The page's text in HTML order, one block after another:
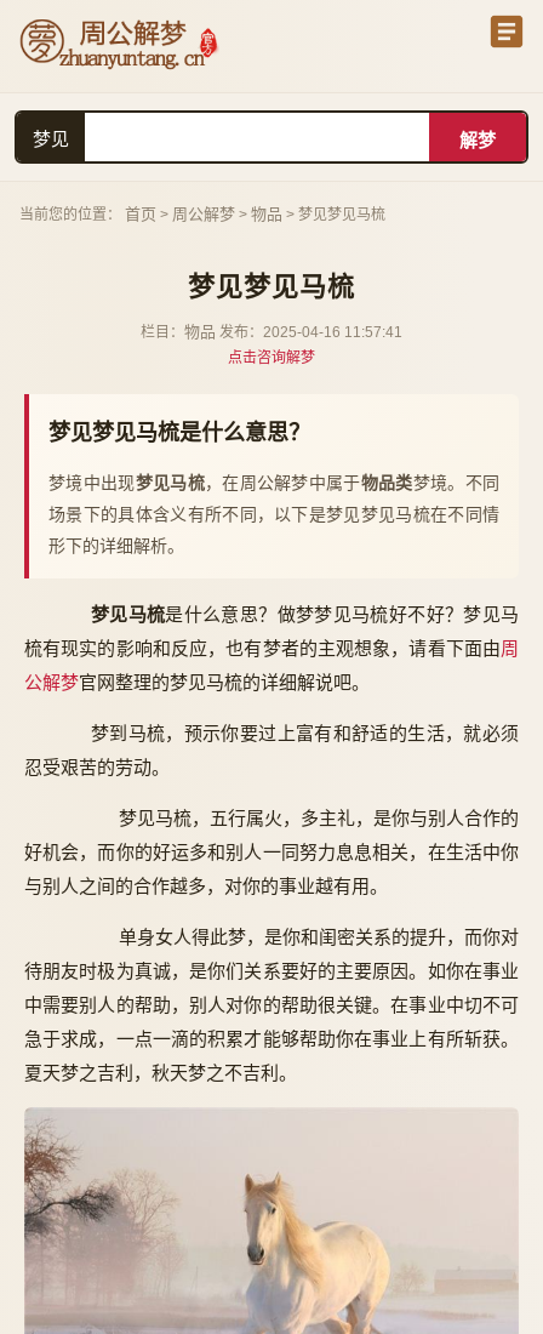
梦见
当前您的位置： 首页 > 周公解梦 > 物品 > 梦见梦见马梳
梦见梦见马梳
栏目： 物品 发布：2025-04-16 11:57:41
点击咨询解梦
梦见梦见马梳是什么意思？
梦境中出现梦见马梳，在周公解梦中属于物品类梦境。不同
场景下的具体含义有所不同，以下是梦见梦见马梳在不同情
形下的详细解析。
梦见马梳是什么意思？做梦梦见马梳好不好？梦见马
梳有现实的影响和反应，也有梦者的主观想象，请看下面由周
公解梦官网整理的梦见马梳的详细解说吧。
梦到马梳，预示你要过上富有和舒适的生活，就必须
忍受艰苦的劳动。
梦见马梳，五行属火，多主礼，是你与别人合作的
好机会，而你的好运多和别人一同努力息息相关，在生活中你
与别人之间的合作越多，对你的事业越有用。
单身女人得此梦，是你和闺密关系的提升，而你对
待朋友时极为真诚，是你们关系要好的主要原因。如你在事业
中需要别人的帮助，别人对你的帮助很关键。在事业中切不可
急于求成，一点一滴的积累才能够帮助你在事业上有所斩获。
夏天梦之吉利，秋天梦之不吉利。